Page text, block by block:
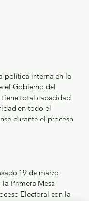
política interna en la
el Gobierno del
tiene total capacidad
en todo el
durante el proceso
19 de marzo
Primera Mesa
Electoral con la